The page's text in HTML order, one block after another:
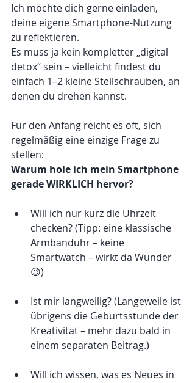
Ich möchte dich gerne einladen,
deine eigene Smartphone-Nutzung
zu reflektieren.
Es muss ja kein kompletter „digital
detox“ sein – vielleicht findest du
einfach 1–2 kleine Stellschrauben, an
denen du drehen kannst.
Für den Anfang reicht es oft, sich
regelmäßig eine einzige Frage zu
stellen:
Warum hole ich mein Smartphone
gerade WIRKLICH hervor?
Will ich nur kurz die Uhrzeit
checken? (Tipp: eine klassische
Armbanduhr – keine
Smartwatch – wirkt da Wunder
😉)
Ist mir langweilig? (Langeweile ist
übrigens die Geburtsstunde der
Kreativität – mehr dazu bald in
einem separaten Beitrag.)
Will ich wissen, was es Neues in